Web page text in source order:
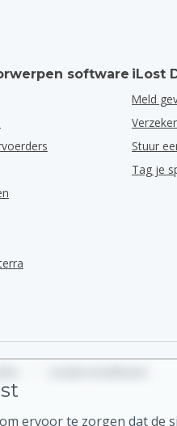
software iLost
Meld
Stuur
Tag je
ervoor te zorgen dat de